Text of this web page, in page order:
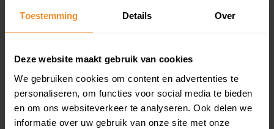
Toestemming Details Over
Deze website maakt gebruik van cookies
We gebruiken cookies om content en advertenties te
personaliseren, om functies voor social media te bieden
en om ons websiteverkeer te analyseren. Ook delen we
informatie over uw gebruik van onze site met onze
Een overzicht van alle verkochte woningen (koopsom
en koopdatum) binnen een postcodegebied. Dit
Bekijk product